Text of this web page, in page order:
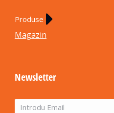
Produse
Magazin
Newsletter